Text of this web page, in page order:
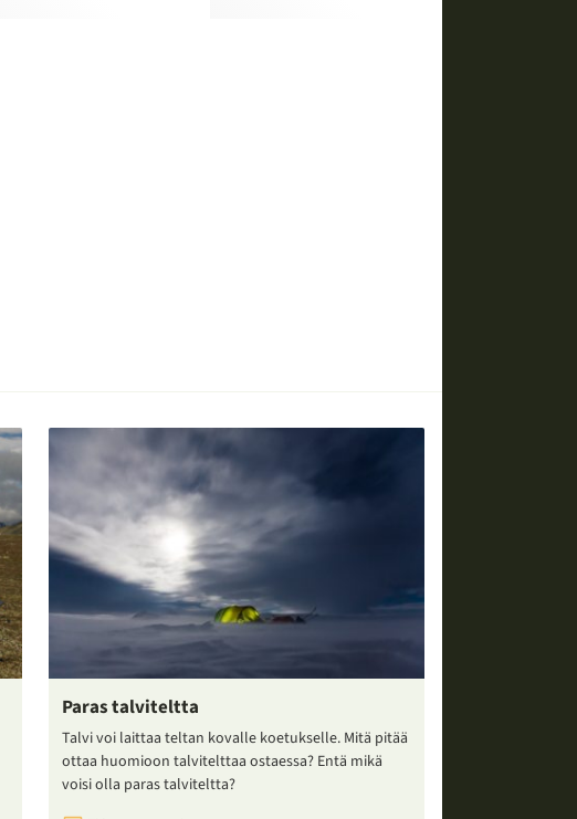
Paras talviteltta
Talvi voi laittaa teltan kovalle koetukselle. Mitä pitää
ottaa huomioon talvitelttaa ostaessa? Entä mikä
voisi olla paras talviteltta?